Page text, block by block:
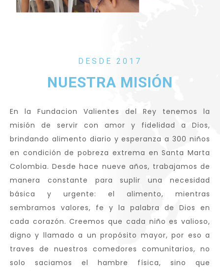
DESDE 2017
NUESTRA MISIÓN
En la Fundacion Valientes del Rey tenemos la
misión de servir con amor y fidelidad a Dios,
brindando alimento diario y esperanza a 300 niños
en condición de pobreza extrema en Santa Marta
Colombia. Desde hace nueve años, trabajamos de
manera constante para suplir una necesidad
básica y urgente: el alimento, mientras
sembramos valores, fe y la palabra de Dios en
cada corazón. Creemos que cada niño es valioso,
digno y llamado a un propósito mayor, por eso a
traves de nuestros comedores comunitarios, no
solo saciamos el hambre física, sino que